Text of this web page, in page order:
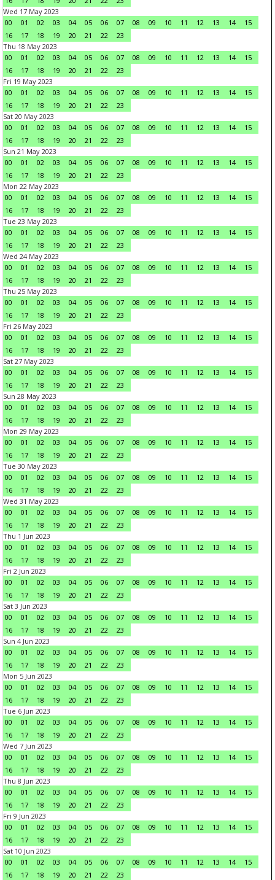
Wed 17 May 2023
00
01 02 03 04 05 06 07 08 09 10 11 12 13 14
15
16
17 18 19 20 21 22
23
Thu 18 May 2023
00
01 02 03 04 05 06 07 08 09 10 11 12 13 14
15
16
17 18 19 20 21 22
23
Fri 19 May 2023
00
01 02 03 04 05 06 07 08 09 10 11 12 13 14
15
16
17 18 19 20 21 22
23
Sat 20 May 2023
00
01 02 03 04 05 06 07 08 09 10 11 12 13 14
15
16
17 18 19 20 21 22
23
Sun 21 May 2023
00
01 02 03 04 05 06 07 08 09 10 11 12 13 14
15
16
17 18 19 20 21 22
23
Mon 22 May 2023
00
01 02 03 04 05 06 07 08 09 10 11 12 13 14
15
16
17 18 19 20 21 22
23
Tue 23 May 2023
00
01 02 03 04 05 06 07 08 09 10 11 12 13 14
15
16
17 18 19 20 21 22
23
Wed 24 May 2023
00
01 02 03 04 05 06 07 08 09 10 11 12 13 14
15
16
17 18 19 20 21 22
23
Thu 25 May 2023
00
01 02 03 04 05 06 07 08 09 10 11 12 13 14
15
16
17 18 19 20 21 22
23
Fri 26 May 2023
00
01 02 03 04 05 06 07 08 09 10 11 12 13 14
15
16
17 18 19 20 21 22
23
Sat 27 May 2023
00
01 02 03 04 05 06 07 08 09 10 11 12 13 14
15
16
17 18 19 20 21 22
23
Sun 28 May 2023
00
01 02 03 04 05 06 07 08 09 10 11 12 13 14
15
16
17 18 19 20 21 22
23
Mon 29 May 2023
00
01 02 03 04 05 06 07 08 09 10 11 12 13 14
15
16
17 18 19 20 21 22
23
Tue 30 May 2023
00
01 02 03 04 05 06 07 08 09 10 11 12 13 14
15
16
17 18 19 20 21 22
23
Wed 31 May 2023
00
01 02 03 04 05 06 07 08 09 10 11 12 13 14
15
16
17 18 19 20 21 22
23
Thu 1 Jun 2023
00
01 02 03 04 05 06 07 08 09 10 11 12 13 14
15
16
17 18 19 20 21 22
23
Fri 2 Jun 2023
00
01 02 03 04 05 06 07 08 09 10 11 12 13 14
15
16
17 18 19 20 21 22
23
Sat 3 Jun 2023
00
01 02 03 04 05 06 07 08 09 10 11 12 13 14
15
16
17 18 19 20 21 22
23
Sun 4 Jun 2023
00
01 02 03 04 05 06 07 08 09 10 11 12 13 14
15
16
17 18 19 20 21 22
23
Mon 5 Jun 2023
00
01 02 03 04 05 06 07 08 09 10 11 12 13 14
15
16
17 18 19 20 21 22
23
Tue 6 Jun 2023
00
01 02 03 04 05 06 07 08 09 10 11 12 13 14
15
16
17 18 19 20 21 22
23
Wed 7 Jun 2023
00
01 02 03 04 05 06 07 08 09 10 11 12 13 14
15
16
17 18 19 20 21 22
23
Thu 8 Jun 2023
00
01 02 03 04 05 06 07 08 09 10 11 12 13 14
15
16
17 18 19 20 21 22
23
Fri 9 Jun 2023
00
01 02 03 04 05 06 07 08 09 10 11 12 13 14
15
16
17 18 19 20 21 22
23
Sat 10 Jun 2023
00
01 02 03 04 05 06 07 08 09 10 11 12 13 14
15
16
17 18 19 20 21 22
23